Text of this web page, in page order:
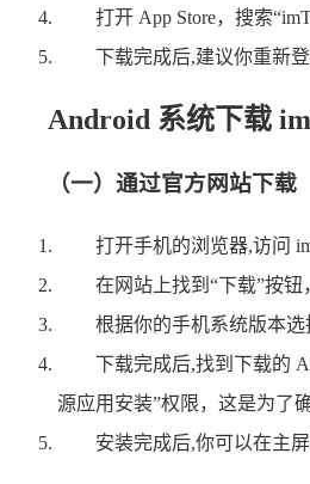
打开 App Store，搜索
下载完成后,建议你重新
Android 系统下载
（一）通过官方网站下载
打开手机的浏览器,访问
在网站上找到“下载”按
根据你的手机系统版本
下载完成后,找到下载的
源应用安装”权限，这是为了
安装完成后,你可以在主